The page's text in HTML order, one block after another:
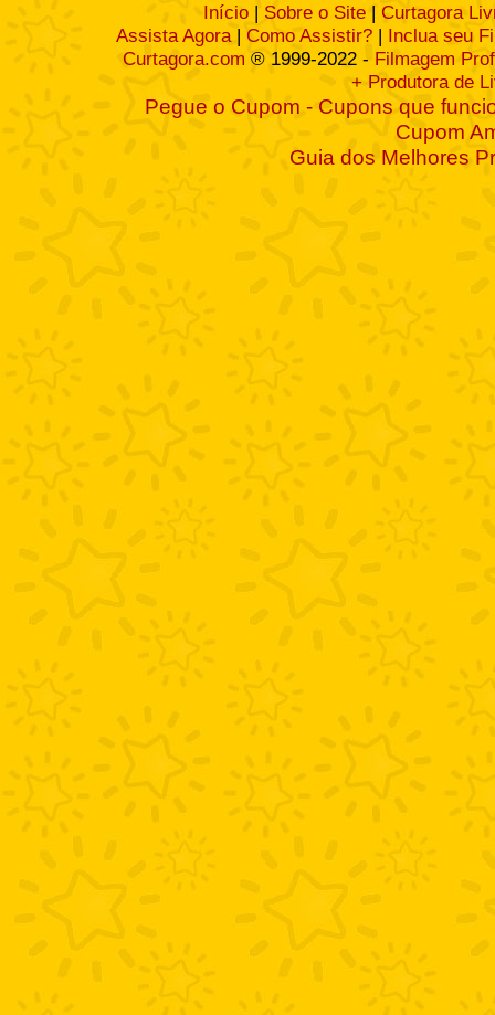
Início | Sobre o Site | Curtagora
Assista Agora| Como Assistir? | Inclua seu
Curtagora.com ® 1999-2022 - Filmagem
+ Produtora de
Pegue o Cupom - Cupons que
Cupom
Guia dos Melhores